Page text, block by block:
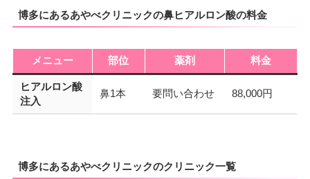
博多にあるあやべクリニックの鼻ヒアルロン酸の料金
メニュー 部位 薬剤 料金
ヒアルロン酸
注入
鼻1本 要問い合わせ 88,000円
博多にあるあやべクリニックのクリニック一覧